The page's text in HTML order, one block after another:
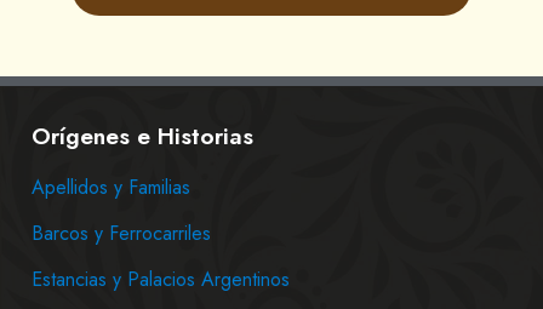
Orígenes e Historias
Apellidos y Familias
Barcos y Ferrocarriles
Estancias y Palacios Argentinos